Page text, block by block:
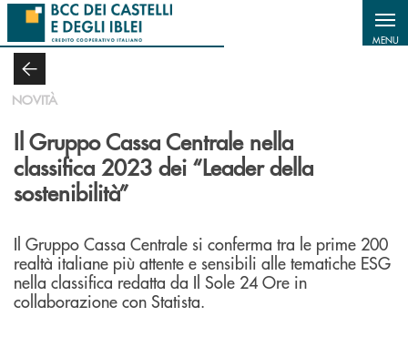
Salta al contenuto principale
MENU
NOVITÀ
Il Gruppo Cassa Centrale nella
classifica 2023 dei “Leader della
sostenibilità”
Il Gruppo Cassa Centrale si conferma tra le prime 200
realtà italiane più attente e sensibili alle tematiche ESG
nella classifica redatta da Il Sole 24 Ore in
collaborazione con Statista.